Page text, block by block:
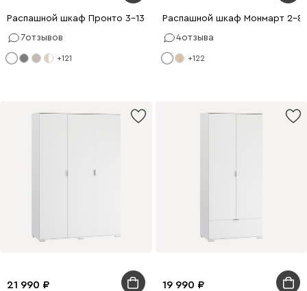
Распашной шкаф Пронто 3-130x210 Белый
7отзывов
+121
Распашной шкаф Монмарт 2-
4отзыва
+122
21 990 19 990